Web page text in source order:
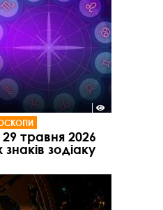
травня 2026
зодіаку